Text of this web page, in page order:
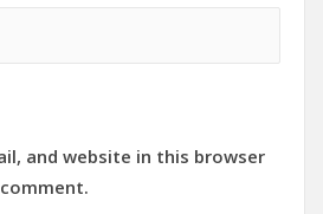
and website in this browser